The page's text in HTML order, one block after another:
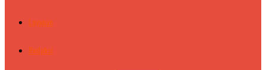
Layanan
Redaksi